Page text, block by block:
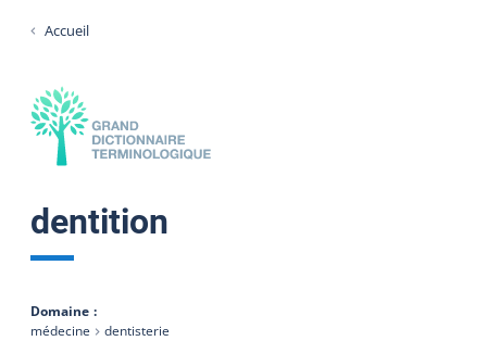
Accueil
dentition
Domaine
médecine
dentisterie